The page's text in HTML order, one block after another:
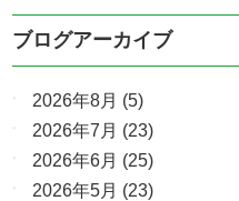
ブログアーカイブ
2026年8月 (5)
2026年7月 (23)
2026年6月 (25)
2026年5月 (23)